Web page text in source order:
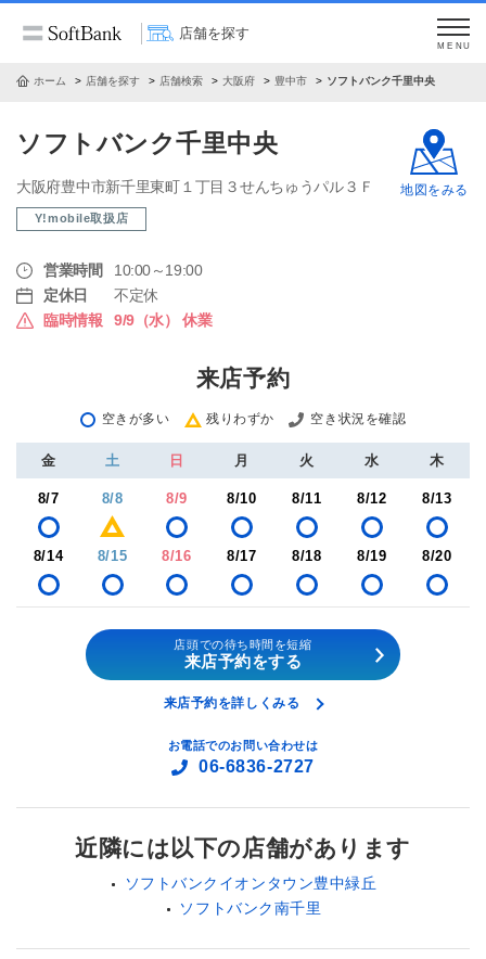
店舗を探す
MENU
ホーム 店舗を探す 店舗検索 大阪府 豊中市 ソフトバンク千里中央
ソフトバンク千里中央
大阪府豊中市新千里東町１丁目３せんちゅうパル３Ｆ
Y!mobile取扱店
営業時間
10:00～19:00
定休日
不定休
臨時情報
9/9（水） 休業
地図をみる
来店予約
空きが多い 残りわずか 空き状況を確認
金 土 日 月 火 水 木
8/7 8/8 8/9 8/10 8/11 8/12 8/13
8/14 8/15 8/16 8/17 8/18 8/19 8/20
店頭での待ち時間を短縮
来店予約をする
来店予約を詳しくみる
お電話でのお問い合わせは
06-6836-2727
近隣には以下の店舗があります
ソフトバンクイオンタウン豊中緑丘
ソフトバンク南千里